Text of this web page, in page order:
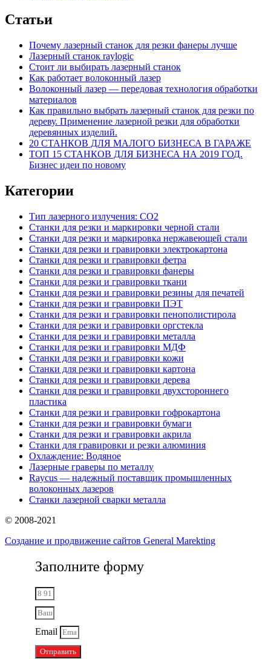
Статьи
Почему лазерный станок для резки фанеры лучше
Лазерный станок raylogic
Стоит ли выбирать лазерный станок
Как работает волоконный лазер
Волоконный лазер — передовая технология обработки
материалов
Как правильно выбрать лазерный станок для резки по
дереву. Применение лазерной резки для обработки
деревянных изделий.
20 СТАНКОВ ДЛЯ МАЛОГО БИЗНЕСА В ГАРАЖЕ
ТОП 15 СТАНКОВ ДЛЯ БИЗНЕСА НА 2019 ГОД.
Бизнес идеи по новому
Категории
Тип лазерного излучения: СО2
Станки для резки и маркировки черной стали
Станки для резки и маркировка нержавеющей стали
Станки для резки и гравировки электрокартона
Станки для резки и гравировки фетра
Станки для резки и гравировки фанеры
Станки для резки и гравировки ткани
Станки для резки и гравировки резины для печатей
Станки для резки и гравировки ПЭТ
Станки для резки и гравировки пенополистирола
Станки для резки и гравировки оргстекла
Станки для резки и гравировки металла
Станки для резки и гравировки МДФ
Станки для резки и гравировки кожи
Станки для резки и гравировки картона
Станки для резки и гравировки дерева
Станки для резки и гравировки двухстороннего
пластика
Станки для резки и гравировки гофрокартона
Станки для резки и гравировки бумаги
Станки для резки и гравировки акрила
Станки для гравировки и резки алюминия
Охлаждение: Водяное
Лазерные граверы по металлу
Raycus — надежный поставщик промышленных
волоконных лазеров
Cтанки лазерной сварки металла
© 2008-2021
Создание и продвижение сайтов General Marekting
Заполните форму
Email
Отправить